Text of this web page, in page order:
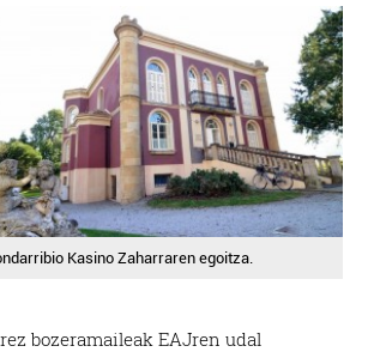
Kasino Zaharraren egoitza.
bozeramaileak EAJren udal